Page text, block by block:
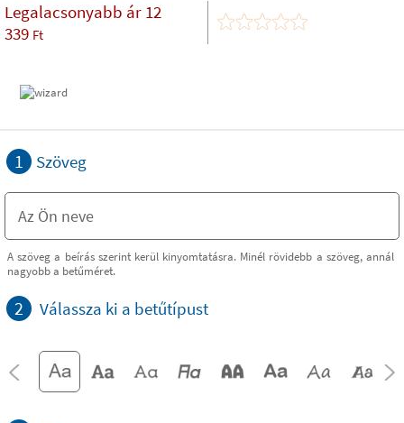
Legalacsonyabb ár 12
339 Ft
1 Szöveg
A szöveg a beírás szerint kerül kinyomtatásra. Minél rövidebb a szöveg, annál
nagyobb a betűméret.
2 Válassza ki a betűtípust